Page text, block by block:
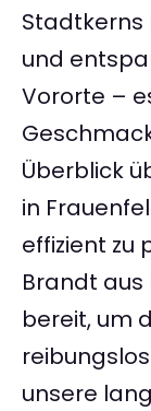
Stadtkerns
und
Vororte –
Überblick
in
effizient zu
Brandt
bereit, um
unsere